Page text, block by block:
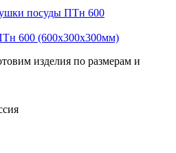
600 (600х300х300мм)
изделия по размерам и